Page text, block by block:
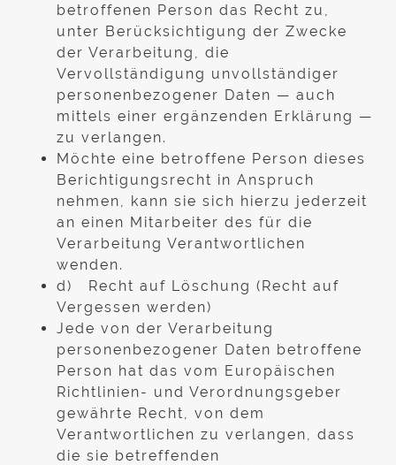
betroffenen Person das Recht zu,
unter Berücksichtigung der Zwecke
der Verarbeitung, die
Vervollständigung unvollständiger
personenbezogener Daten — auch
mittels einer ergänzenden Erklärung —
zu verlangen.
Möchte eine betroffene Person dieses
Berichtigungsrecht in Anspruch
nehmen, kann sie sich hierzu jederzeit
an einen Mitarbeiter des für die
Verarbeitung Verantwortlichen
wenden.
d) Recht auf Löschung (Recht auf
Vergessen werden)
Jede von der Verarbeitung
personenbezogener Daten betroffene
Person hat das vom Europäischen
Richtlinien- und Verordnungsgeber
gewährte Recht, von dem
Verantwortlichen zu verlangen, dass
die sie betreffenden